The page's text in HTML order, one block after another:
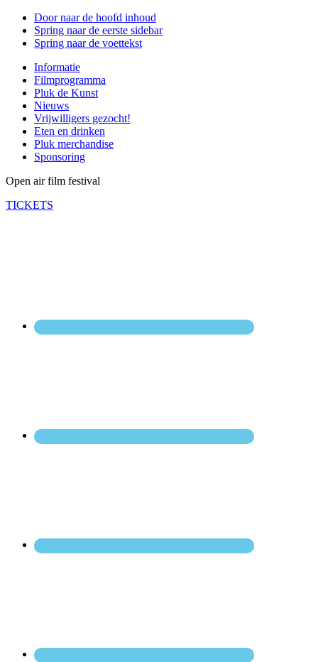
Door naar de hoofd inhoud
Spring naar de eerste sidebar
Spring naar de voettekst
Informatie
Filmprogramma
Pluk de Kunst
Nieuws
Vrijwilligers gezocht!
Eten en drinken
Pluk merchandise
Sponsoring
Open air film festival
TICKETS